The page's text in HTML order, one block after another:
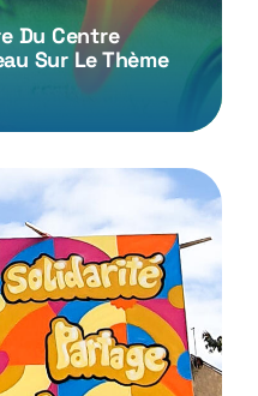
Du Centre
Sur Le Thème